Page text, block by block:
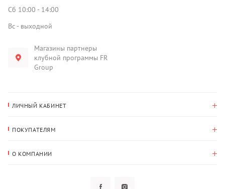
Сб 10:00 - 14:00
Вс - выходной
Магазины партнеры
клубной программы FR
Group
ЛИЧНЫЙ КАБИНЕТ
Адрес для доставки
ПОКУПАТЕЛЯМ
О КОМПАНИИ
Политика конфиденциальности